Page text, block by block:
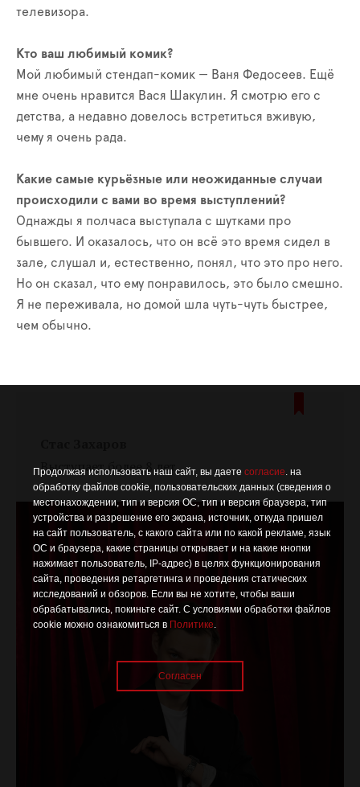
Продолжая использовать наш сайт, вы даете согласие. на
обработку файлов cookie, пользовательских данных (сведения о
местонахождении, тип и версия ОС, тип и версия браузера, тип
устройства и разрешение его экрана, источник, откуда пришел
на сайт пользователь, с какого сайта или по какой рекламе, язык
ОС и браузера, какие страницы открывает и на какие кнопки
нажимает пользователь, IP-адрес) в целях функционирования
сайта, проведения ретаргетинга и проведения статических
исследований и обзоров. Если вы не хотите, чтобы ваши
обрабатывались, покиньте сайт. С условиями обработки файлов
cookie можно ознакомиться в Политике.
Согласен
телевизора.
Кто ваш любимый комик?
Мой любимый стендап-комик — Ваня Федосеев. Ещё
мне очень нравится Вася Шакулин. Я смотрю его с
детства, а недавно довелось встретиться вживую,
чему я очень рада.
Какие самые курьёзные или неожиданные случаи
происходили с вами во время выступлений?
Однажды я полчаса выступала с шутками про
бывшего. И оказалось, что он всё это время сидел в
зале, слушал и, естественно, понял, что это про него.
Но он сказал, что ему понравилось, это было смешно.
Я не переживала, но домой шла чуть-чуть быстрее,
чем обычно.
Выступает более 8 лет